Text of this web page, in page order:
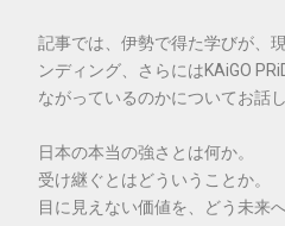
記事では、伊勢で得た学びが、
ンディング、さらにはKAiGO
ながっているのかについてお話
日本の本当の強さとは何か。
受け継ぐとはどういうことか。
目に見えない価値を、どう未来